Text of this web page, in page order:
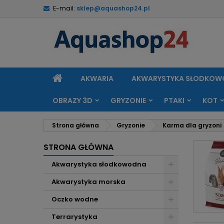
E-mail: sklep@aquashop24.pl
STRONAAKWARIA AKWARYSTYKA
OBRAZY 3D GRYZONIE PTAKI KOT
Strona główna Gryzonie Karma dla gryzoni
STRONA GŁÓWNA
Akwarystyka słodkowodna
Akwarystyka morska
Oczko wodne
Terrarystyka